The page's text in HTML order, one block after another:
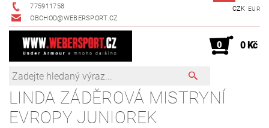
775911758
OBCHOD@WEBERSPORT.CZ
CZK EUR
0 0 Kč
LINDA ZÁDĚROVÁ MISTRYNÍ
EVROPY JUNIOREK